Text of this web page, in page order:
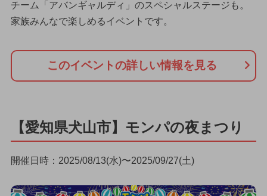
チーム「アバンギャルディ」のスペシャルステージも。
家族みんなで楽しめるイベントです。
このイベントの詳しい情報を見る
【愛知県犬山市】モンパの夜まつり
開催日時：2025/08/13(水)〜2025/09/27(土)